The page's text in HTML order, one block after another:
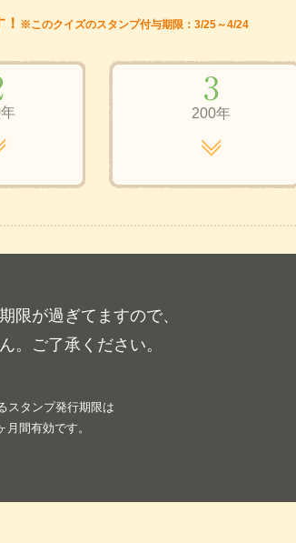
※このクイズのスタンプ付与期限：3/25～4/24
200年
限が過ぎてますので、
。ご了承ください。
スタンプ発行期限は
間有効です。